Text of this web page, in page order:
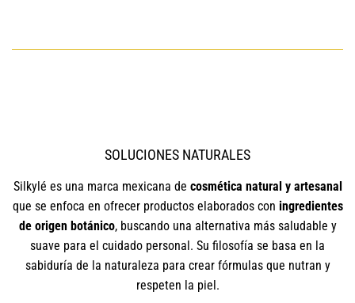
SOLUCIONES NATURALES
Silkylé es una marca mexicana de cosmética natural y artesanal
que se enfoca en ofrecer productos elaborados con ingredientes
de origen botánico, buscando una alternativa más saludable y
suave para el cuidado personal. Su filosofía se basa en la
sabiduría de la naturaleza para crear fórmulas que nutran y
respeten la piel.